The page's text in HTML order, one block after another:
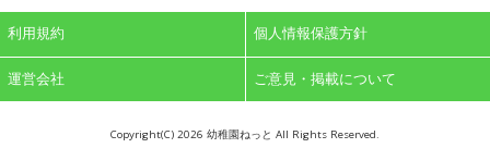
利用規約 個人情報保護方針
運営会社 ご意見・掲載について
Copyright(C) 2026 幼稚園ねっと All Rights Reserved.